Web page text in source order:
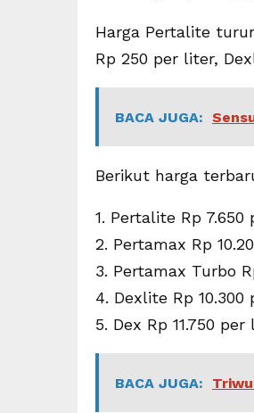
Harga Pertalite
Rp 250 per liter,
BACA JUGA:
Berikut harga
1. Pertalite Rp
2. Pertamax Rp
3. Pertamax Turbo
4. Dexlite Rp
5. Dex Rp 11.750 per
BACA JUGA: